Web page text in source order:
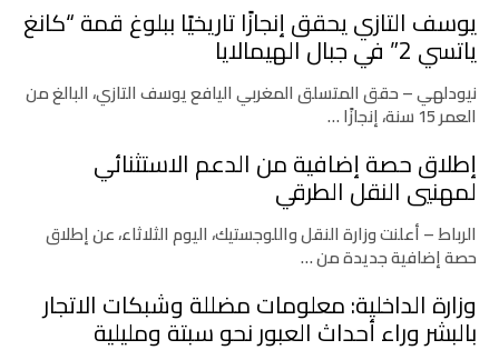
يوسف التازي يحقق إنجازًا تاريخيًا ببلوغ قمة “كانغ
ياتسي 2” في جبال الهيمالايا
نيودلهي – حقق المتسلق المغربي اليافع يوسف التازي، البالغ من
العمر 15 سنة، إنجازًا …
إطلاق حصة إضافية من الدعم الاستثنائي
لمهنيي النقل الطرقي
الرباط – أعلنت وزارة النقل واللوجستيك، اليوم الثلاثاء، عن إطلاق
حصة إضافية جديدة من …
وزارة الداخلية: معلومات مضللة وشبكات الاتجار
بالبشر وراء أحداث العبور نحو سبتة ومليلية